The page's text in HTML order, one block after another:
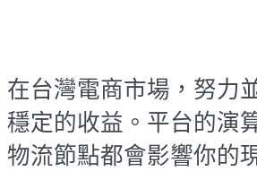
在台灣電商市場，努力
穩定的收益。平台的演
物流節點都會影響你的